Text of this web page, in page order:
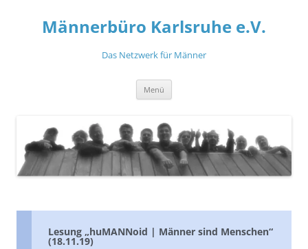
springenMännerbüro Karlsruhe e.V.
Das Netzwerk für Männer
Menü
Lesung „huMANNoid | Männer sind Menschen“
(18.11.19)